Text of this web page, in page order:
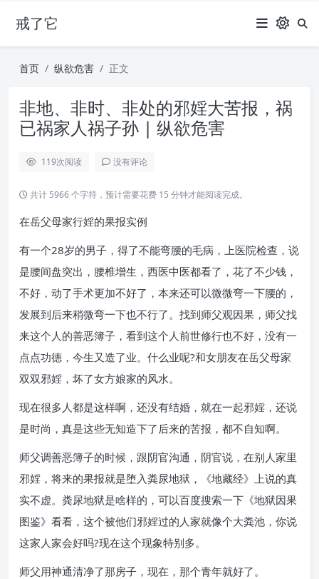
戒了它
首页 纵欲危害 正文
非地、非时、非处的邪婬大苦报，祸
已祸家人祸子孙 | 纵欲危害
119次阅读 没有评论
共计 5966 个字符，预计需要花费 15 分钟才能阅读完成。
在岳父母家行婬的果报实例
有一个28岁的男子，得了不能弯腰的毛病，上医院检查，说
是腰间盘突出，腰椎增生，西医中医都看了，花了不少钱，
不好，动了手术更加不好了，本来还可以微微弯一下腰的，
发展到后来稍微弯一下也不行了。找到师父观因果，师父找
来这个人的善恶簿子，看到这个人前世修行也不好，没有一
点点功德，今生又造了业。什么业呢?和女朋友在岳父母家
双双邪婬，坏了女方娘家的风水。
现在很多人都是这样啊，还没有结婚，就在一起邪婬，还说
是时尚，真是这些无知造下了后来的苦报，都不自知啊。
师父调善恶簿子的时候，跟阴官沟通，阴官说，在别人家里
邪婬，将来的果报就是堕入粪尿地狱，《地藏经》上说的真
实不虚。粪尿地狱是啥样的，可以百度搜索一下《地狱因果
图鉴》看看，这个被他们邪婬过的人家就像个大粪池，你说
这家人家会好吗?现在这个现象特别多。
师父用神通清净了那房子，现在，那个青年就好了。